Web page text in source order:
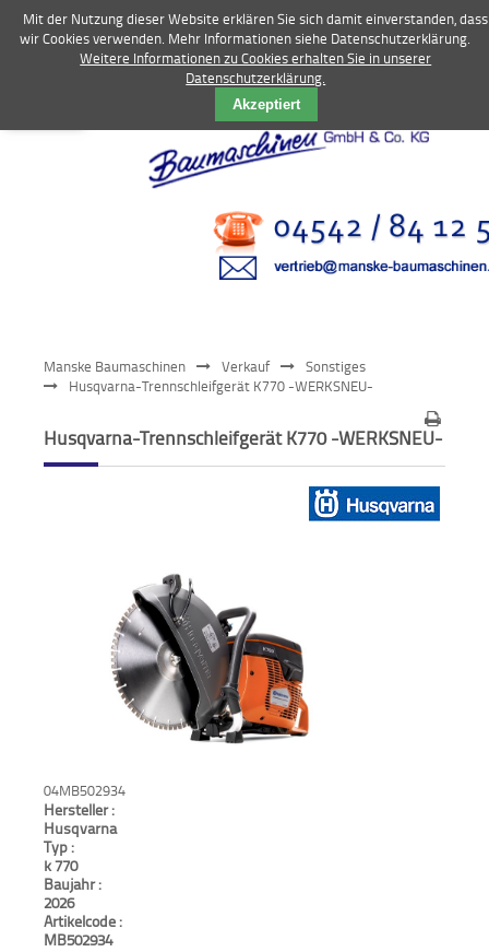
Bagger
Kommunaltechnik
Anbaugeräte
Radlader
Fahrzeuge
Stromerzeuger
Kommunaltechnik
Sonstiges
Manske Baumaschinen Verkauf
Sonstiges
Husqvarna-Trennschleifgerät K770 -WERKSNEU-
Husqvarna-Trennschleifgerät K770 -WERKSNEU-
04MB502934
Hersteller :
Husqvarna
Typ :
k 770
Baujahr :
2026
Artikelcode :
MB502934
Mit der Nutzung dieser Website erklären Sie sich damit einverstanden, dass
wir Cookies verwenden. Mehr Informationen siehe Datenschutzerklärung.
Weitere Informationen zu Cookies erhalten Sie in unserer
Datenschutzerklärung.
Akzeptiert